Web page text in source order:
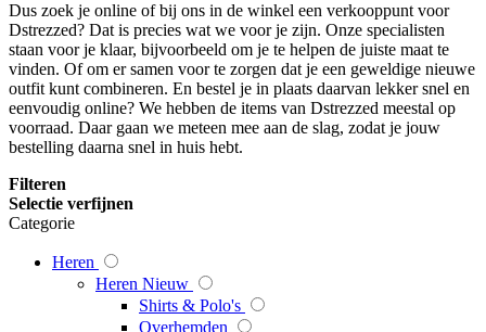
Dus zoek je online of bij ons in de winkel een verkooppunt voor
Dstrezzed? Dat is precies wat we voor je zijn. Onze specialisten
staan voor je klaar, bijvoorbeeld om je te helpen de juiste maat te
vinden. Of om er samen voor te zorgen dat je een geweldige nieuwe
outfit kunt combineren. En bestel je in plaats daarvan lekker snel en
eenvoudig online? We hebben de items van Dstrezzed meestal op
voorraad. Daar gaan we meteen mee aan de slag, zodat je jouw
bestelling daarna snel in huis hebt.
Filteren
Selectie verfijnen
Categorie
Heren
Heren Nieuw
Shirts & Polo's
Overhemden